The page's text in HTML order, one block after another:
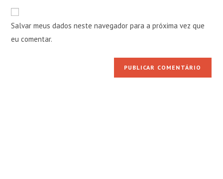
para
para
comentar
do
seu
site
Salvar meus dados neste navegador para a próxima vez que
eu comentar.